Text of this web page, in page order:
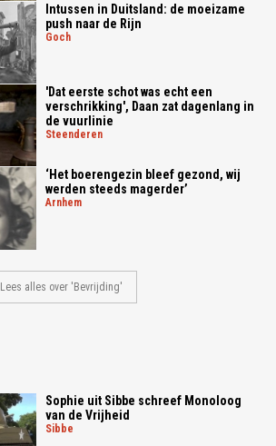
Intussen in Duitsland: de moeizame
push naar de Rijn
goch
'Dat eerste schot was echt een
verschrikking', Daan zat dagenlang in
de vuurlinie
steenderen
‘Het boerengezin bleef gezond, wij
werden steeds magerder’
arnhem
Lees alles over 'Bevrijding'
Sophie uit Sibbe schreef Monoloog
van de Vrijheid
sibbe